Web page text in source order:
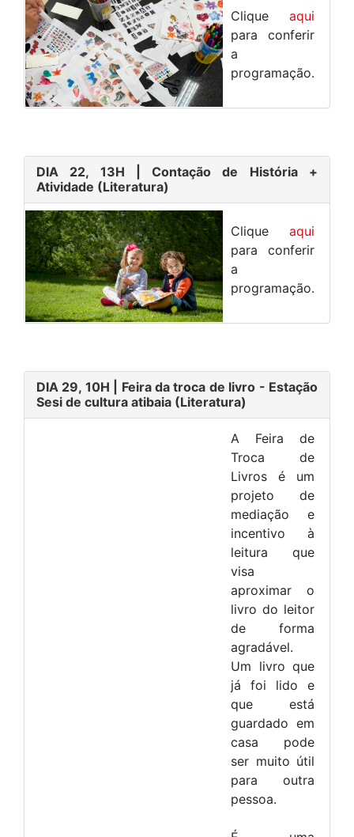
Clique aqui
para conferir
a
programação.
DIA 22, 13H
| Contação de História +
Atividade (Literatura)
Clique aqui
para conferir
a
programação.
DIA 29, 10H
| Feira da troca de livro - Estação
Sesi de cultura atibaia (Literatura)
A Feira de
Troca de
Livros é um
projeto de
mediação e
incentivo à
leitura que
visa
aproximar o
livro do leitor
de forma
agradável.
Um livro que
já foi lido e
que está
guardado em
casa pode
ser muito útil
para outra
pessoa.